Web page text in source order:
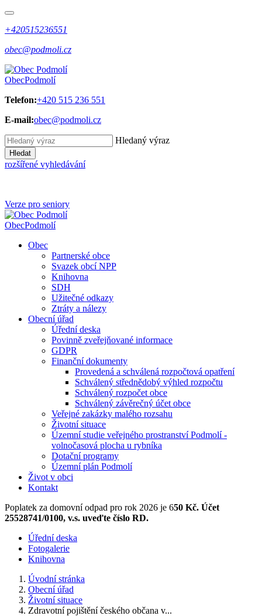
+420515236551
obec@podmoli.cz
ObecPodmolí
Telefon:+420 515 236 551
E-mail:obec@podmoli.cz
Hledaný výraz
Hledat
rozšířené vyhledávání
Verze pro seniory
ObecPodmolí
Obec
Partnerské obce
Svazek obcí NPP
Knihovna
SDH
Užitečné odkazy
Ztráty a nálezy
Obecní úřad
Úřední deska
Povinně zveřejňované informace
GDPR
Finanční dokumenty
Provedená a schválená rozpočtová opatření
Schválený střednědobý výhled rozpočtu
Schválený rozpočet obce
Schválený závěrečný účet obce
Veřejné zakázky malého rozsahu
Životní situace
Územní studie veřejného prostranství Podmolí -
volnočasová plocha u rybníka
Dotační programy
Územní plán Podmolí
Život v obci
Kontakt
Poplatek za domovní odpad pro rok 2026 je 650 Kč. Účet
25528741/0100, v.s. uveďte číslo RD.
Úřední deska
Fotogalerie
Knihovna
Úvodní stránka
Obecní úřad
Životní situace
Zdravotní pojištění českého občana v...